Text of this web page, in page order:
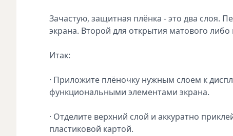
Зачастую, защитная плёнка - это два слоя.
экрана. Второй для открытия матового
Итак:
· Приложите плёночку нужным слоем к
функциональными элементами экрана.
· Отделите верхний слой и аккуратно
пластиковой картой.